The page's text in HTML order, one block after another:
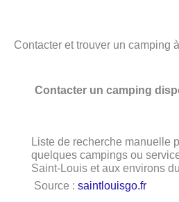
Contacter et trouver un camping
Contacter un camping
Liste de recherche manuelle
quelques campings ou
Saint-Louis et aux environs
Source : saintlouisgo.fr